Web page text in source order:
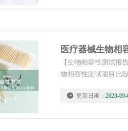
医疗器械生物相
【生物相容性测试报
物相容性测试项目比
性、致癌性、生殖和
更新日期： 2023-09-